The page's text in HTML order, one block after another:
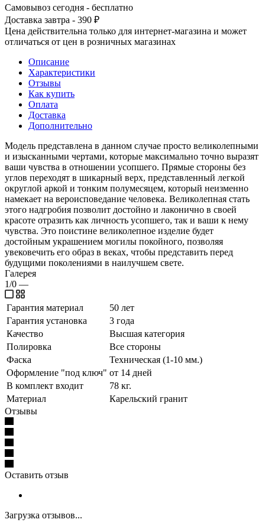
Самовывоз сегодня - бесплатно
Доставка завтра - 390 ₽
Цена действительна только для интернет-магазина и может
отличаться от цен в розничных магазинах
Описание
Характеристики
Отзывы
Как купить
Оплата
Доставка
Дополнительно
Модель представлена в данном случае просто великолепными
и изысканными чертами, которые максимально точно выразят
ваши чувства в отношении усопшего. Прямые стороны без
углов переходят в шикарный верх, представленный легкой
округлой аркой и тонким полумесяцем, который неизменно
намекает на вероисповедание человека. Великолепная стать
этого надгробия позволит достойно и лаконично в своей
красоте отразить как личность усопшего, так и ваши к нему
чувства. Это поистине великолепное изделие будет
достойным украшением могилы покойного, позволяя
увековечить его образ в веках, чтобы представить перед
будущими поколениями в наилучшем свете.
Галерея
1/0 —
Гарантия материал
50 лет
Гарантия установка
3 года
Качество
Высшая категория
Полировка
Все стороны
Фаска
Техническая (1-10 мм.)
Оформление "под ключ" от 14 дней
В комплект входит
78 кг.
Материал
Карельский гранит
Отзывы
Оставить отзыв
Загрузка отзывов...